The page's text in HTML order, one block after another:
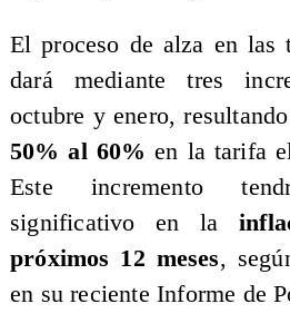
El proceso de alza en las
dará mediante tres
octubre y enero,
50% al 60%en la tarifa
Este incremento
significativo en la
próximos 12 meses,
en su reciente Informe de